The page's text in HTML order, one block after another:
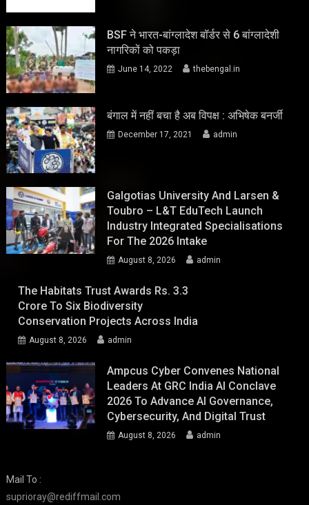
BSF ने भारत-बांग्लादेश बॉर्डर से 6 बांग्लादेशी
नागरिकों को पकड़ा
June 14, 2022 thebengal.in
बंगाल में नहीं बचा है अब विपक्ष : अभिषेक बनर्जी
December 17, 2021 admin
Galgotias University And Larsen &
Toubro – L&T EduTech Launch
Industry Integrated Specialisations
For The 2026 Intake
August 8, 2026 admin
The Habitats Trust Awards Rs. 3.3
Crore To Six Biodiversity
Conservation Projects Across India
August 8, 2026 admin
Ampcus Cyber Convenes National
Leaders At GRC India AI Conclave
2026 To Advance AI Governance,
Cybersecurity, And Digital Trust
August 8, 2026 admin
Mail To :
suprioray@rediffmail.com